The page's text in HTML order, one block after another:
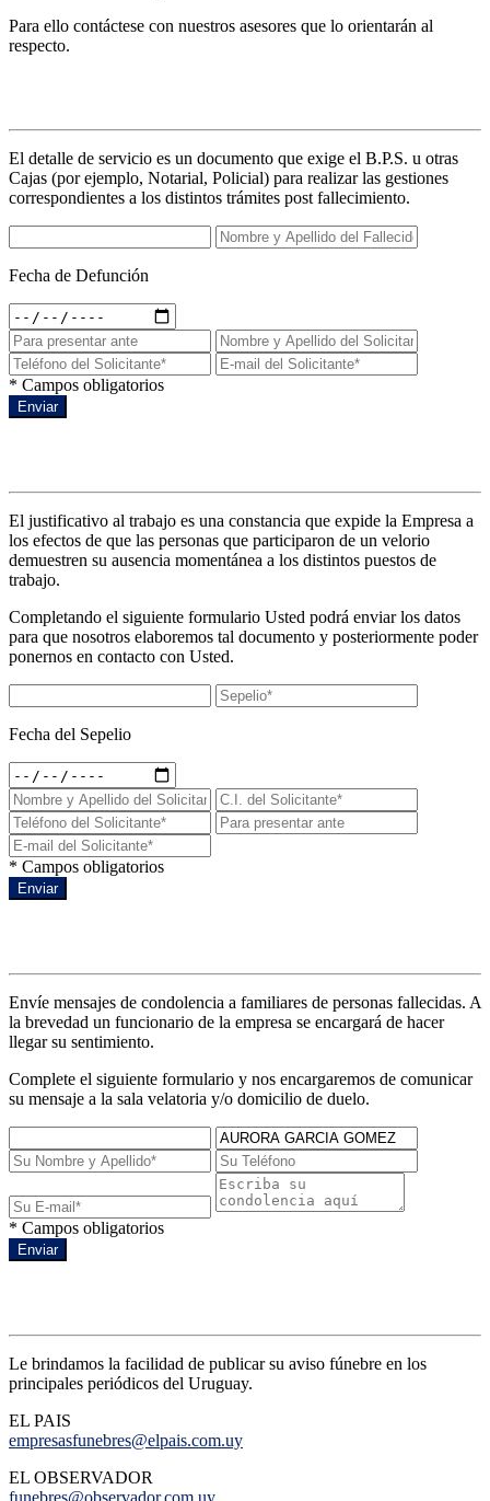
Para ello contáctese con nuestros asesores que lo orientarán al
respecto.
El detalle de servicio es un documento que exige el B.P.S. u otras
Cajas (por ejemplo, Notarial, Policial) para realizar las gestiones
correspondientes a los distintos trámites post fallecimiento.
Fecha de Defunción
* Campos obligatorios
Enviar
El justificativo al trabajo es una constancia que expide la Empresa a
los efectos de que las personas que participaron de un velorio
demuestren su ausencia momentánea a los distintos puestos de
trabajo.
Completando el siguiente formulario Usted podrá enviar los datos
para que nosotros elaboremos tal documento y posteriormente poder
ponernos en contacto con Usted.
Fecha del Sepelio
* Campos obligatorios
Enviar
Envíe mensajes de condolencia a familiares de personas fallecidas. A
la brevedad un funcionario de la empresa se encargará de hacer
llegar su sentimiento.
Complete el siguiente formulario y nos encargaremos de comunicar
su mensaje a la sala velatoria y/o domicilio de duelo.
* Campos obligatorios
Enviar
Le brindamos la facilidad de publicar su aviso fúnebre en los
principales periódicos del Uruguay.
EL PAIS
empresasfunebres@elpais.com.uy
EL OBSERVADOR
funebres@observador.com.uy